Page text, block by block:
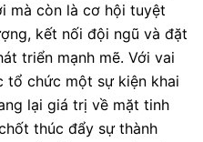
mà còn là cơ hội tuyệt
kết nối đội ngũ và đặt
triển mạnh mẽ. Với vai
tổ chức một sự kiện khai
lại giá trị về mặt tinh
thúc đẩy sự thành